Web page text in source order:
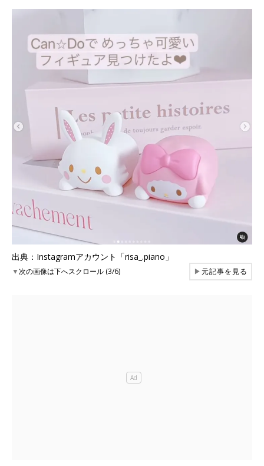
出典：Instagramアカウント「risa_.piano」
▼次の画像は下へスクロール (3/6) ▶元記事を見る